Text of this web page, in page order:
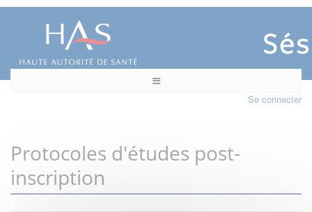
Se connecter
Protocoles d'études post-
inscription